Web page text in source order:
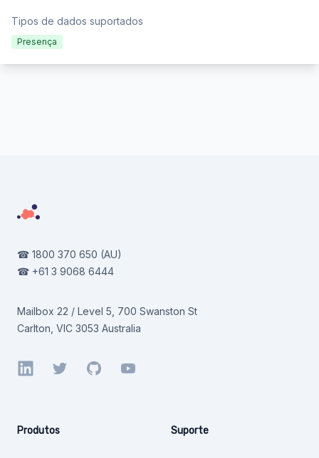
Tipos de dados suportados
Presença
☎ 1800 370 650 (AU)
☎ +61 3 9068 6444
Mailbox 22 / Level 5, 700 Swanston St
Carlton, VIC 3053 Australia
LinkedInTwitterGitHubYouTube
Produtos Suporte